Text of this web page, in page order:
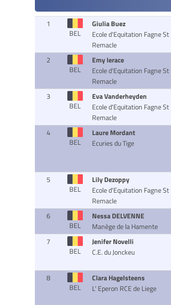
1
BEL
Giulia Buez
Ecole d'Equitation Fagne St
Remacle
2
BEL
Emy Ierace
Ecole d'Equitation Fagne St
Remacle
3
BEL
Eva Vanderheyden
Ecole d'Equitation Fagne St
Remacle
4
BEL
Laure Mordant
Ecuries du Tige
5
BEL
Lily Dezoppy
Ecole d'Equitation Fagne St
Remacle
6
BEL
Nessa DELVENNE
Manège de la Hamente
7
BEL
Jenifer Novelli
C.E. du Jonckeu
8
BEL
Clara Hagelsteens
L' Eperon RCE de Liege